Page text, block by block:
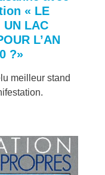
« LE
UN LAC
L’AN
?»
meilleur stand